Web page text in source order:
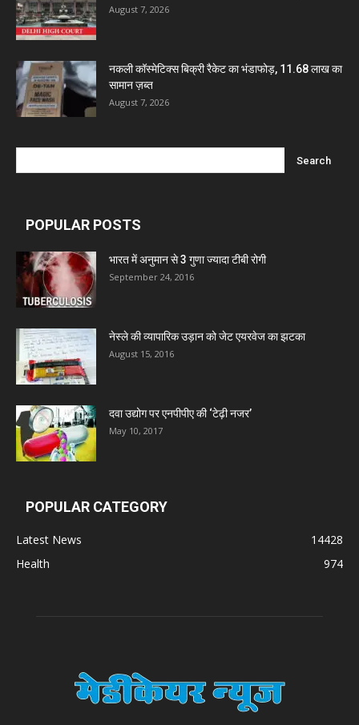
August 7, 2026
नकली कॉस्मेटिक्स बिक्री रैकेट का भंडाफोड़, 11.68 लाख का
सामान ज़ब्त
August 7, 2026
POPULAR POSTS
भारत में अनुमान से 3 गुणा ज्यादा टीबी रोगी
September 24, 2016
नेस्ले की व्यापारिक उड़ान को जेट एयरवेज का झटका
August 15, 2016
दवा उद्योग पर एनपीपीए की ‘टेढ़ी नजर’
May 10, 2017
POPULAR CATEGORY
Latest News
14428
Health
974